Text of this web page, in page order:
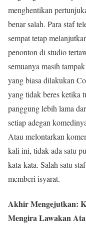
menghentikan
benar salah. Para staf
sempat tetap
penonton di studio
semuanya masih
yang biasa dilakukan
yang tidak beres ketika
panggung lebih lama
setiap adegan
Atau melontarkan
kali ini, tidak ada satu
kata-kata. Salah satu
memberi isyarat.
Akhir Mengejutkan:
Mengira Lawakan